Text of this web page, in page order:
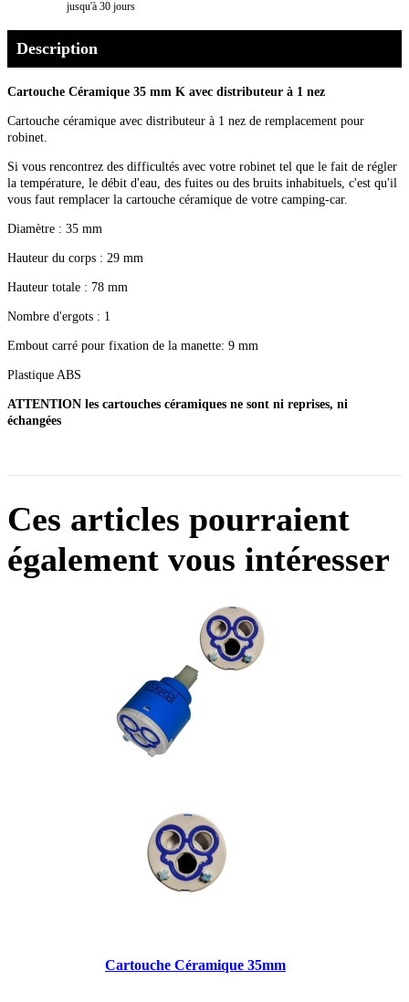
jusqu'à 30 jours
Description
Cartouche Céramique 35 mm K avec distributeur à 1 nez
Cartouche céramique avec distributeur à 1 nez de remplacement pour
robinet.
Si vous rencontrez des difficultés avec votre robinet tel que le fait de régler
la température, le débit d'eau, des fuites ou des bruits inhabituels, c'est qu'il
vous faut remplacer la cartouche céramique de votre camping-car.
Diamètre : 35 mm
Hauteur du corps : 29 mm
Hauteur totale : 78 mm
Nombre d'ergots : 1
Embout carré pour fixation de la manette: 9 mm
Plastique ABS
ATTENTION les cartouches céramiques ne sont ni reprises, ni
échangées
Ces articles pourraient
également vous intéresser
Cartouche Céramique 35mm